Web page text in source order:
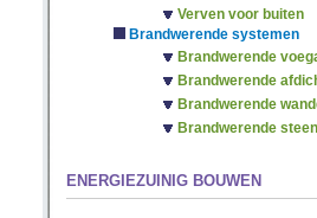
Verven voor buiten
Brandwerende systemen
Brandwerende
Brandwerende
Brandwerende
Brandwerende
ENERGIEZUINIG BOUWEN